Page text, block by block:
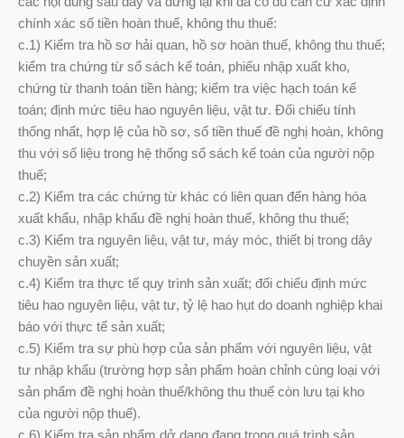
chính xác số tiền hoàn thuế, không thu thuế:
c.1) Kiểm tra hồ sơ hải quan, hồ sơ hoàn thuế, không thu thuế;
kiểm tra chứng từ sổ sách kế toán, phiếu nhập xuất kho,
chứng từ thanh toán tiền hàng; kiểm tra việc hạch toán kế
toán; định mức tiêu hao nguyên liệu, vật tư. Đối chiếu tính
thống nhất, hợp lệ của hồ sơ, số tiền thuế đề nghị hoàn, không
thu với số liệu trong hệ thống sổ sách kế toán của người nộp
thuế;
c.2) Kiểm tra các chứng từ khác có liên quan đến hàng hóa
xuất khẩu, nhập khẩu đề nghị hoàn thuế, không thu thuế;
c.3) Kiểm tra nguyên liệu, vật tư, máy móc, thiết bị trong dây
chuyền sản xuất;
c.4) Kiểm tra thực tế quy trình sản xuất; đối chiếu định mức
tiêu hao nguyên liệu, vật tư, tỷ lệ hao hụt do doanh nghiệp khai
báo với thực tế sản xuất;
c.5) Kiểm tra sự phù hợp của sản phẩm với nguyên liệu, vật
tư nhập khẩu (trường hợp sản phẩm hoàn chỉnh cùng loại với
sản phẩm đề nghị hoàn thuế/không thu thuế còn lưu tại kho
của người nộp thuế).
c.6) Kiểm tra sản phẩm dở dang đang trong quá trình sản